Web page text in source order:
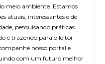
meio ambiente. Estamos
atuais, interessantes e de
pesquisando práticas
e trazendo para o leitor
nosso portal e
com um futuro melhor